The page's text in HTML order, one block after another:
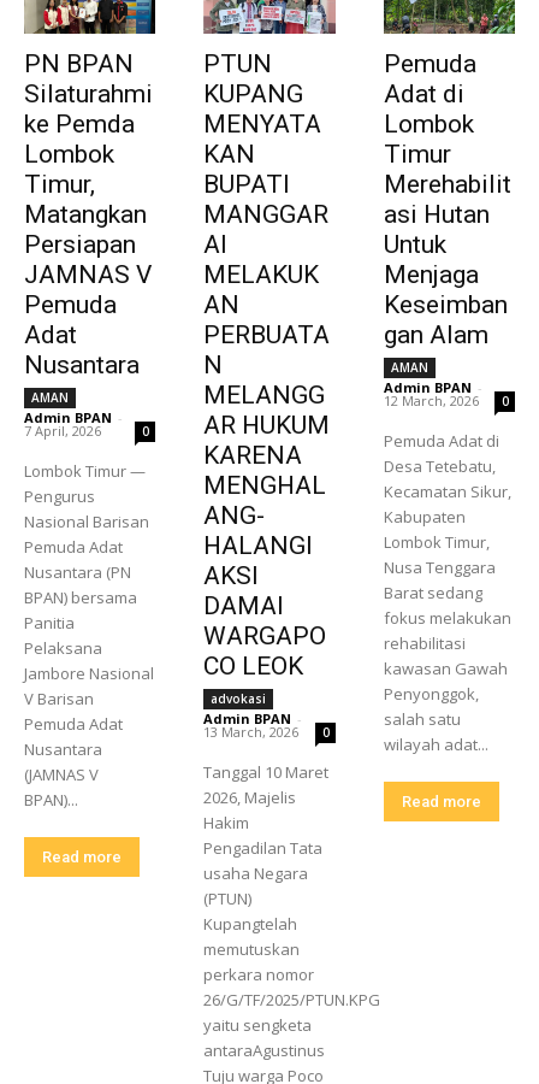
PN BPAN
Silaturahmi
ke Pemda
Lombok
Timur,
Matangkan
Persiapan
JAMNAS V
Pemuda
Adat
Nusantara
AMAN
Admin BPAN -
7 April, 2026 0
Lombok Timur —
Pengurus
Nasional Barisan
Pemuda Adat
Nusantara (PN
BPAN) bersama
Panitia
Pelaksana
Jambore Nasional
V Barisan
Pemuda Adat
Nusantara
(JAMNAS V
BPAN)...
Read more
PTUN
KUPANG
MENYATA
KAN
BUPATI
MANGGAR
AI
MELAKUK
AN
PERBUATA
N
MELANGG
AR HUKUM
KARENA
MENGHAL
ANG-
HALANGI
AKSI
DAMAI
WARGAPO
CO LEOK
advokasi
Admin BPAN -
13 March, 2026 0
Tanggal 10 Maret
2026, Majelis
Hakim
Pengadilan Tata
usaha Negara
(PTUN)
Kupangtelah
memutuskan
perkara nomor
26/G/TF/2025/PTUN.KPG
yaitu sengketa
antaraAgustinus
Tuju warga Poco
Pemuda
Adat di
Lombok
Timur
Merehabilit
asi Hutan
Untuk
Menjaga
Keseimban
gan Alam
AMAN
Admin BPAN -
12 March, 2026 0
Pemuda Adat di
Desa Tetebatu,
Kecamatan Sikur,
Kabupaten
Lombok Timur,
Nusa Tenggara
Barat sedang
fokus melakukan
rehabilitasi
kawasan Gawah
Penyonggok,
salah satu
wilayah adat...
Read more